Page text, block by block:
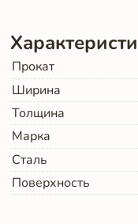
Прокат
Ширина
Толщина
Марка
Сталь
Поверхность